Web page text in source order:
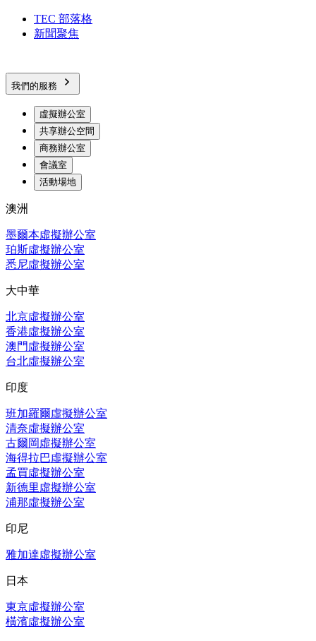
TEC 部落格
新聞聚焦
我們的服務
虛擬辦公室
共享辦公空間
商務辦公室
會議室
活動場地
澳洲
墨爾本虛擬辦公室
珀斯虛擬辦公室
悉尼虛擬辦公室
大中華
北京虛擬辦公室
香港虛擬辦公室
澳門虛擬辦公室
台北虛擬辦公室
印度
班加羅爾虛擬辦公室
清奈虛擬辦公室
古爾岡虛擬辦公室
海得拉巴虛擬辦公室
孟買虛擬辦公室
新德里虛擬辦公室
浦那虛擬辦公室
印尼
雅加達虛擬辦公室
日本
東京虛擬辦公室
橫濱虛擬辦公室